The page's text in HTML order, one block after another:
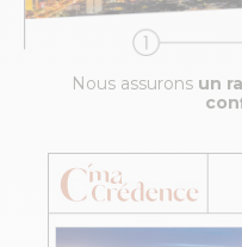
Nous assurons un